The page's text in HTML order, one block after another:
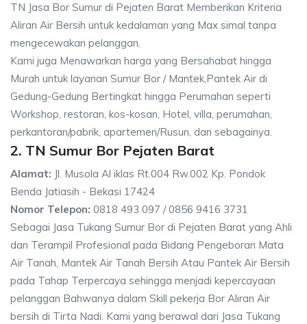
TN Jasa Bor Sumur di Pejaten Barat Memberikan Kriteria
Aliran Air Bersih untuk kedalaman yang Max simal tanpa
mengecewakan pelanggan.
Kami juga Menawarkan harga yang Bersahabat hingga
Murah untuk layanan Sumur Bor / Mantek,Pantek Air di
Gedung-Gedung Bertingkat hingga Perumahan seperti
Workshop, restoran, kos-kosan, Hotel, villa, perumahan,
perkantoran/pabrik, apartemen/Rusun, dan sebagainya.
2. TN Sumur Bor Pejaten Barat
Alamat: Jl. Musola Al iklas Rt.004 Rw.002 Kp. Pondok
Benda Jatiasih - Bekasi 17424
Nomor Telepon: 0818 493 097 / 0856 9416 3731
Sebagai Jasa Tukang Sumur Bor di Pejaten Barat yang Ahli
dan Terampil Profesional pada Bidang Pengeboran Mata
Air Tanah, Mantek Air Tanah Bersih Atau Pantek Air Bersih
pada Tahap Terpercaya sehingga menjadi kepercayaan
pelanggan Bahwanya dalam Skill pekerja Bor Aliran Air
bersih di Tirta Nadi. Kami yang berawal dari Jasa Tukang